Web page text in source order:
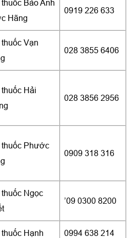
Bảo Anh
Hãng
0919 226 633
Vạn
028 3855 6406
Hải
028 3856 2956
thuốc Phước
0909 318 316
thuốc Ngọc
’09 0300 8200
Hạnh 0994 638 214